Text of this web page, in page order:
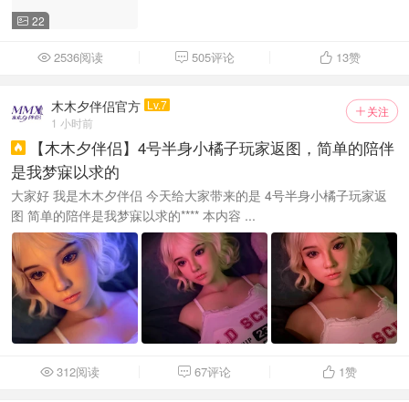
 22
 2536阅读  505评论  13赞
 关注
木木夕伴侣官方 Lv.7
1 小时前

【木木夕伴侣】4号半身小橘子玩家返图，简单的陪伴
是我梦寐以求的
大家好 我是木木夕伴侣 今天给大家带来的是 4号半身小橘子玩家返
图 简单的陪伴是我梦寐以求的**** 本内容 ...
312阅读  67评论  1赞